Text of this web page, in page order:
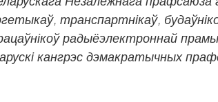
транспартнікаў,
радыёэлектроннай
кангрэс дэмакратычных